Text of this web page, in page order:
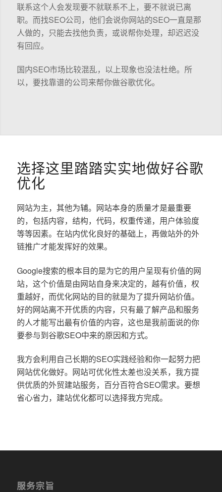
联系这个人会发现要不就联系不上，要不就说已离
职。而找SEO公司，他们会说你网站的SEO一直是那
人做的，只能去找他负责，或说帮你处理，却迟迟没
有回应。
国内SEO市场比较混乱，以上现象也没法杜绝。所
以，要找靠谱的公司来帮你做谷歌优化。
选择这里踏踏实实地做好谷歌
优化
网站为主，其他为辅。网站本身的质量才是最重要
的，包括内容，结构，代码，权重传递，用户体验度
等等因素。在站内优化良好的基础上，再做站外的外
链推广才能发挥好的效果。
Google搜索的根本目的是为它的用户呈现有价值的网
站，这个价值是由网站自身来决定的，越有价值，权
重越好，而优化网站的目的就是为了提升网站价值。
好的网站离不开优质的内容，只有最了解产品和服务
的人才能写出最有价值的内容，这也是我前面说的你
要参与到谷歌SEO中来的原因和方式。
我方会利用自己长期的SEO实践经验和你一起努力把
网站优化做好。网站可优化性太差也没关系，我方提
供优质的外贸建站服务，百分百符合SEO需求。要想
省心省力，建站优化都可以选择我方完成。
服务宗旨